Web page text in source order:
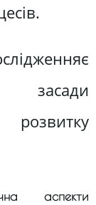
засади
аспекти